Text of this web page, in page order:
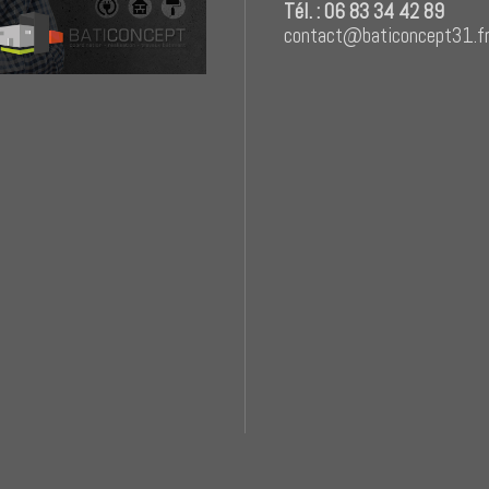
Tél. : 06 83 34 42 89
contact@baticoncept31.fr